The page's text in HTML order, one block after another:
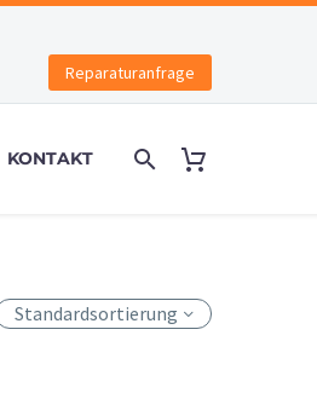
Reparaturanfrage
KONTAKT
Standardsortierung